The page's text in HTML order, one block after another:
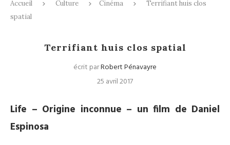
Accueil Culture Cinéma
Terrifiant huis clos
spatial
Terrifiant huis clos spatial
écrit parRobert Pénavayre
25 avril 2017
Life – Origine inconnue – un film de Daniel
Espinosa